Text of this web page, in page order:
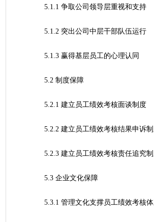
	5.1.1 争取公司领导层重视和支持
	5.1.2 突出公司中层干部队伍运行
	5.1.3 赢得基层员工的心理认同
	5.2 制度保障
	5.2.1 建立员工绩效考核面谈制度
5.2.2 建立员工绩效考核结果申诉
5.2.3 建立员工绩效考核责任追究
	5.3 企业文化保障
5.3.1 管理文化支撑员工绩效考核